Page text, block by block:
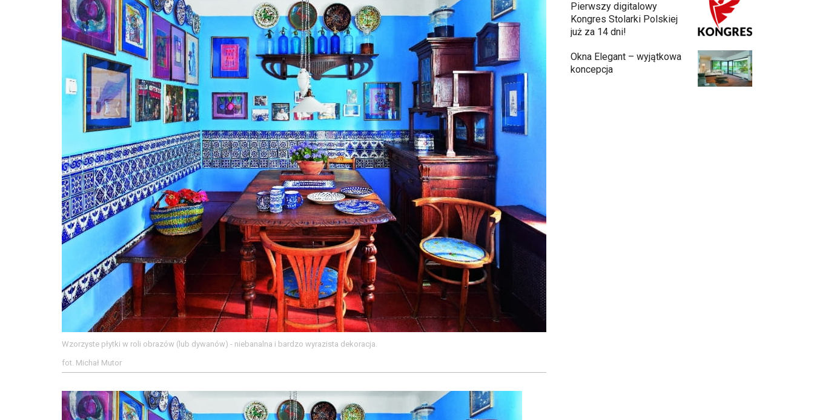
Wzorzyste płytki w roli obrazów (lub dywanów) - niebanalna i bardzo wyrazista dekoracja.
fot. Michał Mutor
Pierwszy digitalowy
Kongres Stolarki Polskiej
już za 14 dni!
Okna Elegant – wyjątkowa
koncepcja